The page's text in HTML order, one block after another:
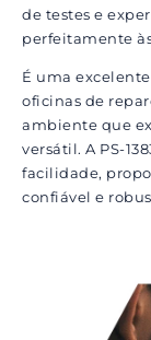
de testes e
perfeitamente
É uma
oficinas de
ambiente que
versátil. A PS-
facilidade,
confiável e